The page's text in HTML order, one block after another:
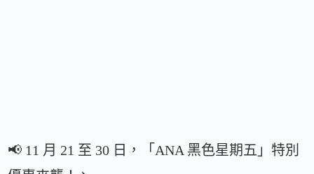
📢 11 月 21 至 30 日，「ANA 黑色星期五」特別